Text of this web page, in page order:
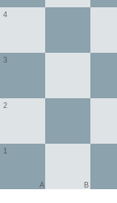
1
2
3
4
A B